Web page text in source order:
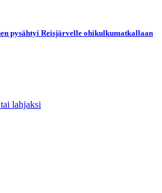
pysähtyi Reisjärvelle ohikulkumatkallaan
lahjaksi